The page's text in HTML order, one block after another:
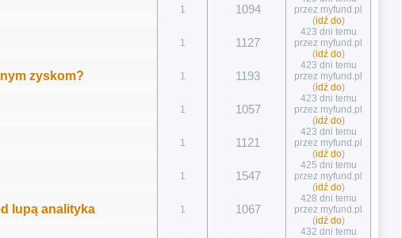
1 1094
przez myfund.pl
(idź do)
1 1127
423 dni temu
przez myfund.pl
(idź do)
zyskom? 1 1193
423 dni temu
przez myfund.pl
(idź do)
1 1057
423 dni temu
przez myfund.pl
(idź do)
1 1121
423 dni temu
przez myfund.pl
(idź do)
1 1547
425 dni temu
przez myfund.pl
(idź do)
lupą analityka 1 1067
428 dni temu
przez myfund.pl
(idź do)
432 dni temu